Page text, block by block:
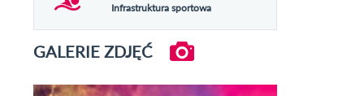
Infrastruktura sportowa
GALERIE ZDJĘĆ